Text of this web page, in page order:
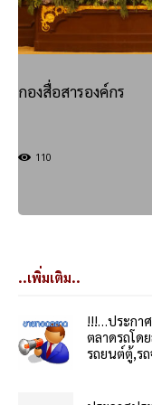
กองสื่อสารองค์กร
110
..เพิ่มเติม..
!!!…ประกา
ตลาดรถโด
รถยนต์ตู้,ร